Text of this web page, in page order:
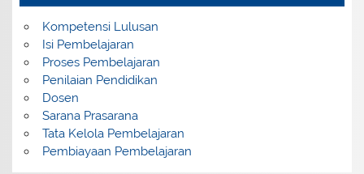
Kompetensi Lulusan
Isi Pembelajaran
Proses Pembelajaran
Penilaian Pendidikan
Dosen
Sarana Prasarana
Tata Kelola Pembelajaran
Pembiayaan Pembelajaran